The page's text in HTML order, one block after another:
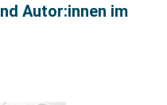
Autor:innen im